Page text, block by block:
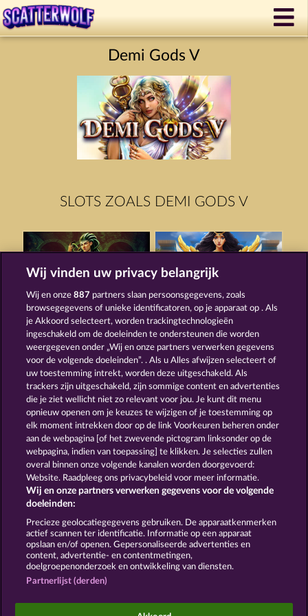
Demi Gods V
SLOTS ZOALS DEMI GODS V
MEDUSA'S LAIR GATES OF ISHTAR
DEMI GODS IV - THE GOLDEN ERA
Algemene voorwaarden Privacyverklaring
Colofon Bedrijf FAQ Facebook
Terugbetalingsverzoek indienen
Sociale casino games zijn enkel bedoeld voor
Wij vinden uw privacy belangrijk
Wij en onze887 partners slaan persoonsgegevens, zoals
browsegegevens of unieke identificatoren, op je apparaat op . Als
je Akkoord selecteert, worden trackingtechnologieën
ingeschakeld om de doeleinden te ondersteunen die worden
weergegeven onder „Wij en onze partners verwerken gegevens
voor de volgende doeleinden”. . Als u Alles afwijzen selecteert of
uw toestemming intrekt, worden deze uitgeschakeld. Als
trackers zijn uitgeschakeld, zijn sommige content en advertenties
die je ziet wellicht niet zo relevant voor jou. Je kunt dit menu
opnieuw openen om je keuzes te wijzigen of je toestemming op
elk moment intrekken door op de link Voorkeuren beheren onder
aan de webpagina [of het zwevende pictogram linksonder op de
webpagina, indien van toepassing] te klikken. Je selecties zullen
overal binnen onze volgende kanalen worden doorgevoerd:
Website. Raadpleeg ons privacybeleid voor meer informatie.
Wij en onze partners verwerken gegevens voor de volgende
doeleinden:
Precieze geolocatiegegevens gebruiken. De apparaatkenmerken
actief scannen ter identificatie. Informatie op een apparaat
opslaan en/of openen. Gepersonaliseerde advertenties en
content, advertentie- en contentmetingen,
doelgroepenonderzoek en ontwikkeling van diensten.
Partnerlijst (derden)